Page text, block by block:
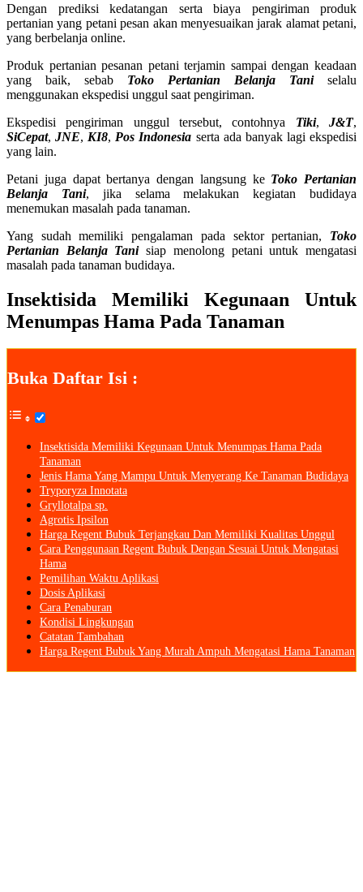
Dengan prediksi kedatangan serta biaya pengiriman produk
pertanian yang petani pesan akan menyesuaikan jarak alamat petani,
yang berbelanja online.
Produk pertanian pesanan petani terjamin sampai dengan keadaan
yang baik, sebab Toko Pertanian Belanja Taniselalu
menggunakan ekspedisi unggul saat pengiriman.
Ekspedisi pengiriman unggul tersebut, contohnya Tiki,J&T,
SiCepat,JNE, KI8, Pos Indonesia serta ada banyak lagi ekspedisi
yang lain.
Petani juga dapat bertanya dengan langsung ke Toko Pertanian
Belanja Tani, jika selama melakukan kegiatan budidaya
menemukan masalah pada tanaman.
Yang sudah memiliki pengalaman pada sektor pertanian, Toko
Pertanian Belanja Tanisiap menolong petani untuk mengatasi
masalah pada tanaman budidaya.
Insektisida Memiliki Kegunaan Untuk
Menumpas Hama Pada Tanaman
Buka Daftar Isi :
Insektisida Memiliki Kegunaan Untuk Menumpas Hama Pada
Tanaman
Jenis Hama Yang Mampu Untuk Menyerang Ke Tanaman Budidaya
Tryporyza Innotata
Gryllotalpa sp.
Agrotis Ipsilon
Harga Regent Bubuk Terjangkau Dan Memiliki Kualitas Unggul
Cara Penggunaan Regent Bubuk Dengan Sesuai Untuk Mengatasi
Hama
Pemilihan Waktu Aplikasi
Dosis Aplikasi
Cara Penaburan
Kondisi Lingkungan
Catatan Tambahan
Harga Regent Bubuk Yang Murah Ampuh Mengatasi Hama Tanaman